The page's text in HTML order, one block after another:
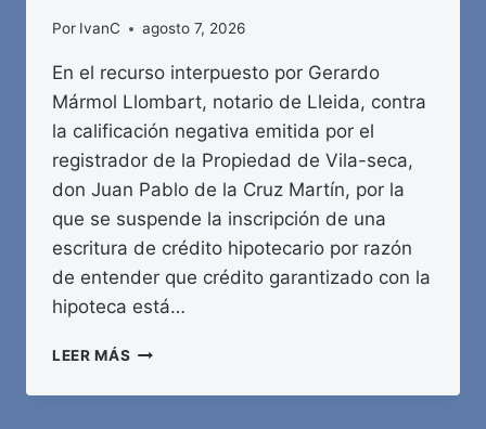
Por IvanC agosto 7, 2026
En el recurso interpuesto por Gerardo
Mármol Llombart, notario de Lleida, contra
la calificación negativa emitida por el
registrador de la Propiedad de Vila-seca,
don Juan Pablo de la Cruz Martín, por la
que se suspende la inscripción de una
escritura de crédito hipotecario por razón
de entender que crédito garantizado con la
hipoteca está…
LEER MÁS AGENCIA
BOLETÍN